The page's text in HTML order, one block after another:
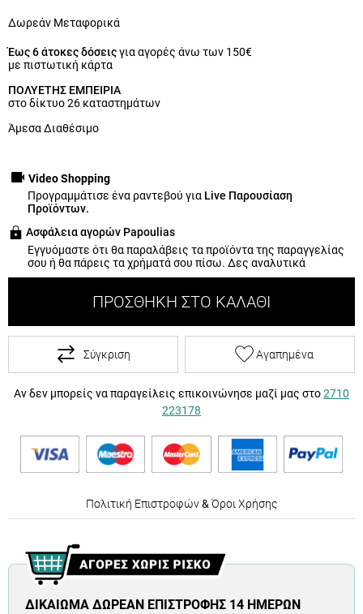
Δωρεάν Μεταφορικά
Έως 6 άτοκες δόσειςγια αγορές άνω των 150€
με πιστωτική κάρτα
ΠΟΛΥΕΤΗΣ ΕΜΠΕΙΡΙΑ
στο δίκτυο 26 καταστημάτων
Άμεσα Διαθέσιμο
Video Shopping
Προγραμμάτισε ένα ραντεβού για Live Παρουσίαση
Προϊόντων.
Ασφάλεια αγορών Papoulias
Εγγυόμαστε ότι θα παραλάβεις τα προϊόντα της παραγγελίας
σου ή θα πάρεις τα χρήματά σου πίσω. Δες αναλυτικά
ΠΡΟΣΘΉΚΗ ΣΤΟ ΚΑΛΆΘΙ
Σύγκριση Αγαπημένα
Αν δεν μπορείς να παραγείλεις επικοινώνησε μαζί μας στο2710
223178
Πολιτική Επιστροφών& Όροι Χρήσης
ΔΙΚΑΊΩΜΑ ΔΩΡΕΆΝ ΕΠΙΣΤΡΟΦΉΣ 14 ΗΜΕΡΏΝ